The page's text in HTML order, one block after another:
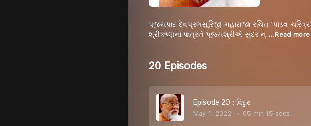
પૂજયપાદ દેવપ્રભસૂરિજી મહારાજા રચિત ‘પાંડવ
શ્રીકૃષ્ણના પાત્રને પૂજ્યશ્રીએ સુંદર ન્ ...Read more
20 Episodes
Episode 20 : વિદુર
May 1, 2022 05 min 15 secs